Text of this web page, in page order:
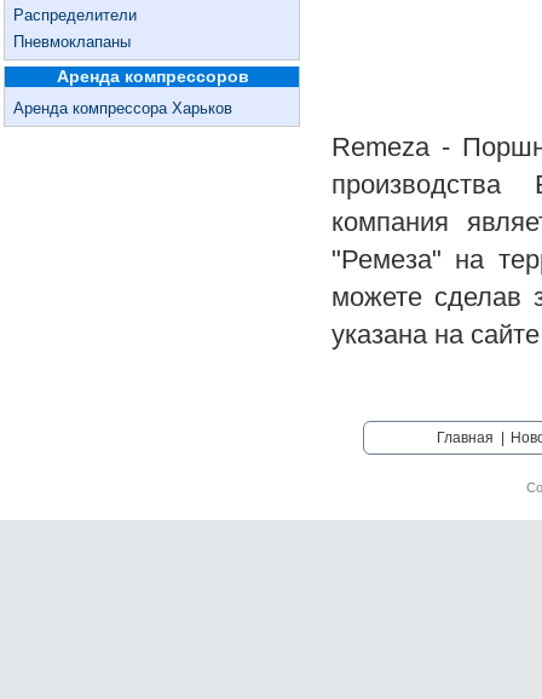
Распределители
Пневмоклапаны
Аренда компрессоров
Аренда компрессора Харьков
Remeza -
компания
"Ремеза" на
можете сделав
указана на
Главная